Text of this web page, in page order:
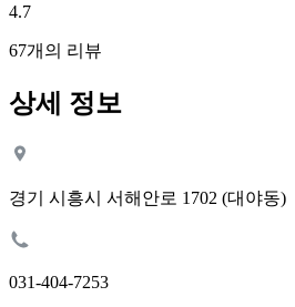
4.7
67개의 리뷰
상세 정보
경기 시흥시 서해안로 1702 (대야동)
031-404-7253